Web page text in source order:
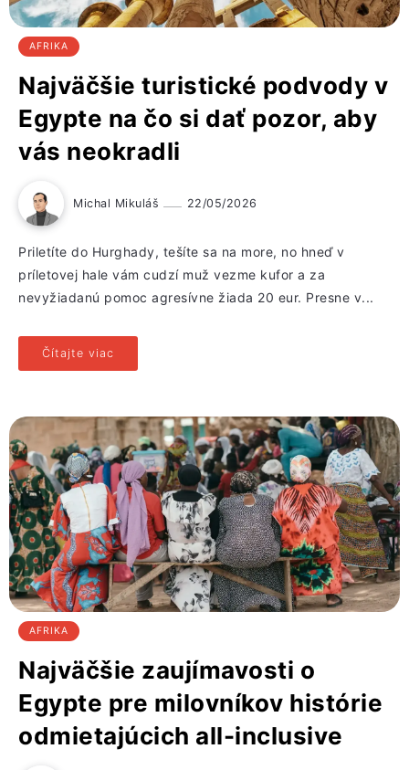
AFRIKA
Najväčšie turistické podvody v
Egypte na čo si dať pozor, aby
vás neokradli
Michal Mikuláš 22/05/2026
Priletíte do Hurghady, tešíte sa na more, no hneď v
príletovej hale vám cudzí muž vezme kufor a za
nevyžiadanú pomoc agresívne žiada 20 eur. Presne v...
Čítajte viac
AFRIKA
Najväčšie zaujímavosti o
Egypte pre milovníkov histórie
odmietajúcich all-inclusive